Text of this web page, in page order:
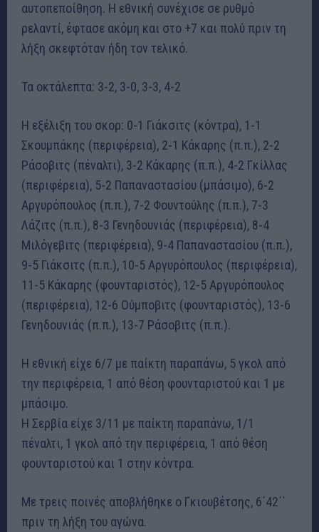
αυτοπεποίθηση. Η εθνική συνέχισε σε ρυθμό
ρελαντί, έφτασε ακόμη και στο +7 και πολύ πριν τη
λήξη σκεφτόταν ήδη τον τελικό.
Τα οκτάλεπτα: 3-2, 3-0, 3-3, 4-2
Η εξέλιξη του σκορ: 0-1 Γιάκσιτς (κόντρα), 1-1
Σκουμπάκης (περιφέρεια), 2-1 Κάκαρης (π.π.), 2-2
Ράσοβιτς (πέναλτι), 3-2 Κάκαρης (π.π.), 4-2 Γκίλλας
(περιφέρεια), 5-2 Παπαναστασίου (μπάσιμο), 6-2
Αργυρόπουλος (π.π.), 7-2 Φουντούλης (π.π.), 7-3
Λάζιτς (π.π.), 8-3 Γενηδουνιάς (περιφέρεια), 8-4
Μιλόγεβιτς (περιφέρεια), 9-4 Παπαναστασίου (π.π.),
9-5 Γιάκσιτς (π.π.), 10-5 Αργυρόπουλος (περιφέρεια),
11-5 Κάκαρης (φουνταριστός), 12-5 Αργυρόπουλος
(περιφέρεια), 12-6 Ούμποβιτς (φουνταριστός), 13-6
Γενηδουνιάς (π.π.), 13-7 Ράσοβιτς (π.π.).
Η εθνική είχε 6/7 με παίκτη παραπάνω, 5 γκολ από
την περιφέρεια, 1 από θέση φουνταριστού και 1 με
μπάσιμο.
Η Σερβία είχε 3/11 με παίκτη παραπάνω, 1/1
πέναλτι, 1 γκολ από την περιφέρεια, 1 από θέση
φουνταριστού και 1 στην κόντρα.
Με τρεις ποινές αποβλήθηκε ο Γκιουβέτσης, 6΄42΄΄
πριν τη λήξη του αγώνα.